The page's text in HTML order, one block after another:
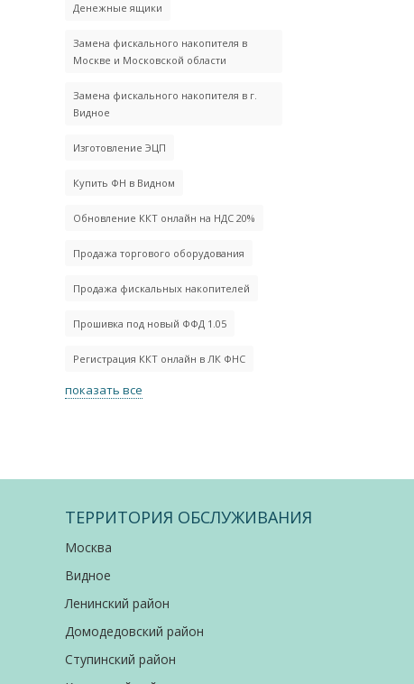
Денежные ящики
Замена фискального накопителя в
Москве и Московской области
Замена фискального накопителя в г.
Видное
Изготовление ЭЦП
Купить ФН в Видном
Обновление ККТ онлайн на НДС 20%
Продажа торгового оборудования
Продажа фискальных накопителей
Прошивка под новый ФФД 1.05
Регистрация ККТ онлайн в ЛК ФНС
показать все
ТЕРРИТОРИЯ ОБСЛУЖИВАНИЯ
Москва
Видное
Ленинский район
Домодедовский район
Ступинский район